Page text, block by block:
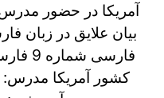
آمریکا در حضور
بیان علایق در زبان
فارسی
کشور آمریکا مدرس: